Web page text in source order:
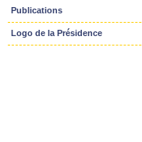
Publications
Logo de la Présidence